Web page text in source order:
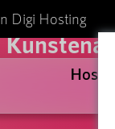
Digi Hosting
Hosting